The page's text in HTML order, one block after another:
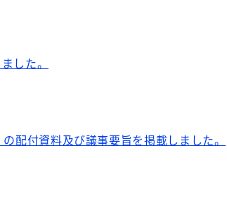
した。
配付資料及び議事要旨を掲載しました。